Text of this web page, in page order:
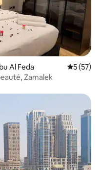
Al Feda
5 (57)
Zamalek